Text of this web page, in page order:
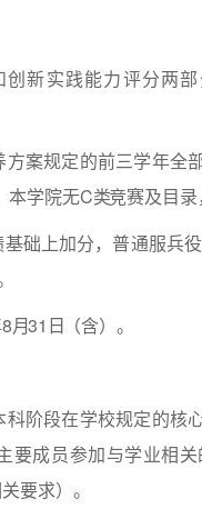
创新实践能力评分两
方案规定的前三学年
本学院无C类竞赛及目录
础上加分，普通服兵
月31 日 （含）。
科阶段在学校规定的
要成员参加与学业相
要求）。